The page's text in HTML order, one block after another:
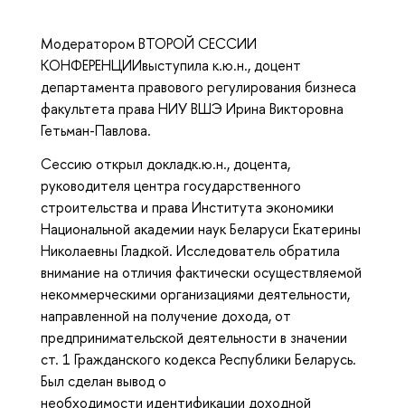
Модератором ВТОРОЙ СЕССИИ
КОНФЕРЕНЦИИвыступила к.ю.н., доцент
департамента правового регулирования бизнеса
факультета права НИУ ВШЭ Ирина Викторовна
Гетьман-Павлова.
Сессию открыл докладк.ю.н., доцента,
руководителя центра государственного
строительства и права Института экономики
Национальной академии наук Беларуси Екатерины
Николаевны Гладкой. Исследователь обратила
внимание на отличия фактически осуществляемой
некоммерческими организациями деятельности,
направленной на получение дохода, от
предпринимательской деятельности в значении
ст. 1 Гражданского кодекса Республики Беларусь.
Был сделан вывод о
необходимости идентификации доходной